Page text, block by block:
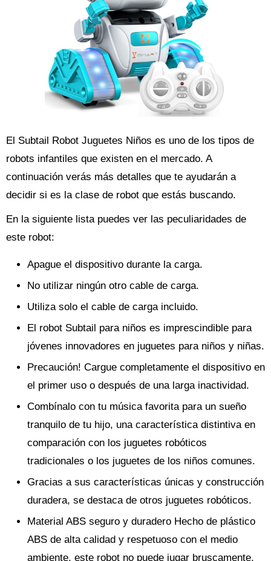
El Subtail Robot Juguetes Niños es uno de los tipos de
robots infantiles que existen en el mercado. A
continuación verás más detalles que te ayudarán a
decidir si es la clase de robot que estás buscando.
En la siguiente lista puedes ver las peculiaridades de
este robot:
Apague el dispositivo durante la carga.
No utilizar ningún otro cable de carga.
Utiliza solo el cable de carga incluido.
El robot Subtail para niños es imprescindible para
jóvenes innovadores en juguetes para niños y niñas.
Precaución! Cargue completamente el dispositivo en
el primer uso o después de una larga inactividad.
Combínalo con tu música favorita para un sueño
tranquilo de tu hijo, una característica distintiva en
comparación con los juguetes robóticos
tradicionales o los juguetes de los niños comunes.
Gracias a sus características únicas y construcción
duradera, se destaca de otros juguetes robóticos.
Material ABS seguro y duradero Hecho de plástico
ABS de alta calidad y respetuoso con el medio
ambiente, este robot no puede jugar bruscamente,